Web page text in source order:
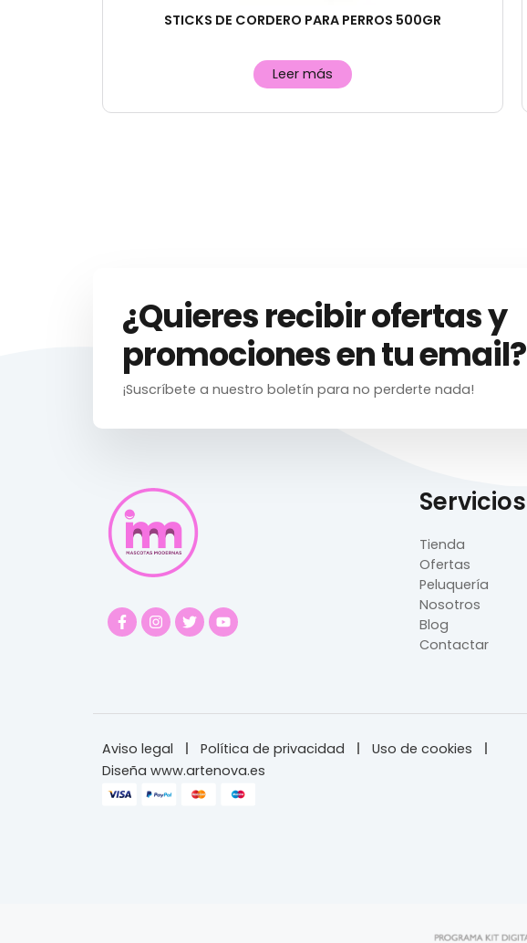
STICKS DE CORDERO PARA PERROS 500GR
Leer más
¿Quieres recibir ofertas y
promociones en tu email?
¡Suscríbete a nuestro boletín para no perderte nada!
Servicios
Tienda
Ofertas
Peluquería
Nosotros
Blog
Contactar
Aviso legal Política de privacidad
Uso de cookies
Diseña www.artenova.es